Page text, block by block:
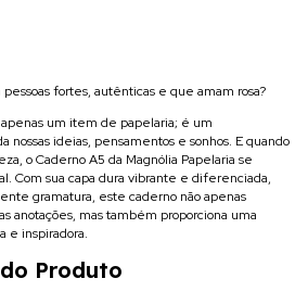
fortes, autênticas e que amam rosa?
um item de papelaria; é um
nossas ideias, pensamentos e sonhos. E quando
oCaderno A5 da Magnólia Papelaria se
Com sua capa dura vibrante e diferenciada,
gramatura, este caderno não apenas
anotações, mas também proporciona uma
e inspiradora.
Produto